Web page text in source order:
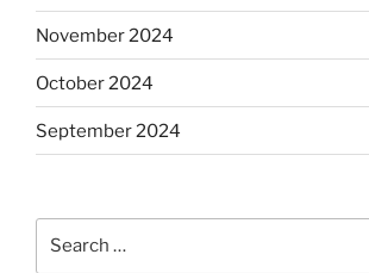
November 2024
October 2024
September 2024